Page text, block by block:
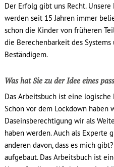
Der Erfolg gibt uns Recht.
werden seit 15 Jahren immer
schon die Kinder von früheren
die Berechenbarkeit des
Beständigem.
Was hat Sie zu der Idee eines
Das Arbeitsbuch ist eine logische
Schon vor dem Lockdown haben
Daseinsberechtigung wir als
haben werden. Auch als Experte
anderen davon, dass es mich
aufgebaut. Das Arbeitsbuch ist